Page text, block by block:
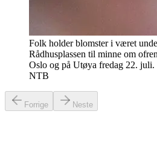
Folk holder blomster i været
Rådhusplassen til minne om
Oslo og på Utøya fredag 22.
NTB
Forrige Neste